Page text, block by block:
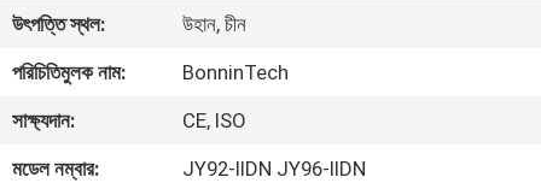
ভিডিও
সম্পর্কে
উৎপত্তি স্থল:
উহান, চীন
পরিচিতিমুলক নাম:
BonninTech
সাক্ষ্যদান:
CE, ISO
মডেল নম্বার:
JY92-IIDN JY96-IIDN